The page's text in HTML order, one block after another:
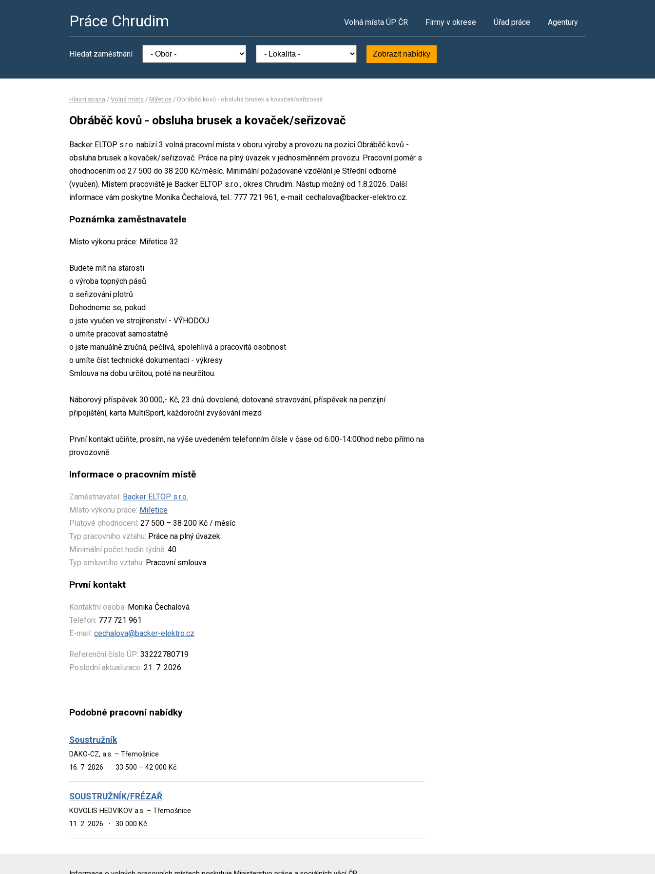
Práce Chrudim Volná místa ÚP ČR Firmy v okrese Úřad práce Agentury
Hledat zaměstnání Zobrazit nabídky
Hlavní strana / Volná místa / Miřetice / Obráběč kovů - obsluha brusek a kovaček/seřizovač
Obráběč kovů - obsluha brusek a kovaček/seřizovač
Backer ELTOP s.r.o. nabízí 3 volná pracovní místa v oboru výroby a provozu na pozici Obráběč kovů -
obsluha brusek a kovaček/seřizovač. Práce na plný úvazek v jednosměnném provozu. Pracovní poměr s
ohodnocením od 27 500 do 38 200 Kč/měsíc. Minimální požadované vzdělání je Střední odborné
(vyučen). Místem pracoviště je Backer ELTOP s.r.o., okres Chrudim. Nástup možný od 1.8.2026. Další
informace vám poskytne Monika Čechalová, tel.: 777 721 961, e-mail: cechalova@backer-elektro.cz.
Poznámka zaměstnavatele
Místo výkonu práce: Miřetice 32
Budete mít na starosti
o výroba topných pásů
o seřizování plotrů
Dohodneme se, pokud
o jste vyučen ve strojírenství - VÝHODOU
o umíte pracovat samostatně
o jste manuálně zručná, pečlivá, spolehlivá a pracovitá osobnost
o umíte číst technické dokumentaci - výkresy
Smlouva na dobu určitou, poté na neurčitou.
Náborový příspěvek 30.000,- Kč, 23 dnů dovolené, dotované stravování, příspěvek na penzijní
připojištění, karta MultiSport, každoroční zvyšování mezd
První kontakt učiňte, prosím, na výše uvedeném telefonním čísle v čase od 6:00-14:00hod nebo přímo na
provozovně.
Informace o pracovním místě
Zaměstnavatel: Backer ELTOP s.r.o.
Místo výkonu práce: Miřetice
Platové ohodnocení: 27 500 – 38 200 Kč / měsíc
Typ pracovního vztahu: Práce na plný úvazek
Minimální počet hodin týdně: 40
Typ smluvního vztahu: Pracovní smlouva
První kontakt
Kontaktní osoba: Monika Čechalová
Telefon: 777 721 961
E-mail: cechalova@backer-elektro.cz
Referenční číslo ÚP: 33222780719
Poslední aktualizace: 21. 7. 2026
Podobné pracovní nabídky
Soustružník
DAKO-CZ, a.s. – Třemošnice
16. 7. 2026
· 33 500 – 42 000 Kč
SOUSTRUŽNÍK/FRÉZAŘ
KOVOLIS HEDVIKOV a.s. – Třemošnice
11. 2. 2026
· 30 000 Kč